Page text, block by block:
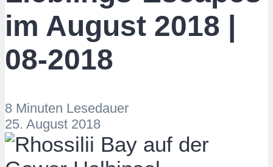
im August 2018 |
08-2018
8 Minuten Lesedauer
25. August 2018